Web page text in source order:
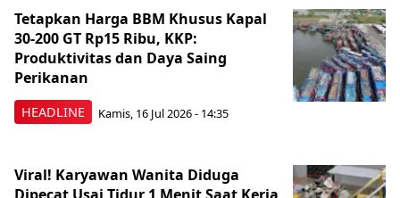
HEADLINE
Tetapkan Harga BBM Khusus Kapal
30-200 GT Rp15 Ribu, KKP:
Produktivitas dan Daya Saing
Perikanan
Kamis, 16 Jul 2026 - 14:35
Viral! Karyawan Wanita Diduga